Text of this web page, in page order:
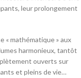
leur prolongement
« mathématique » aux
harmonieux, tantôt
ouverts sur
et pleins de vie…